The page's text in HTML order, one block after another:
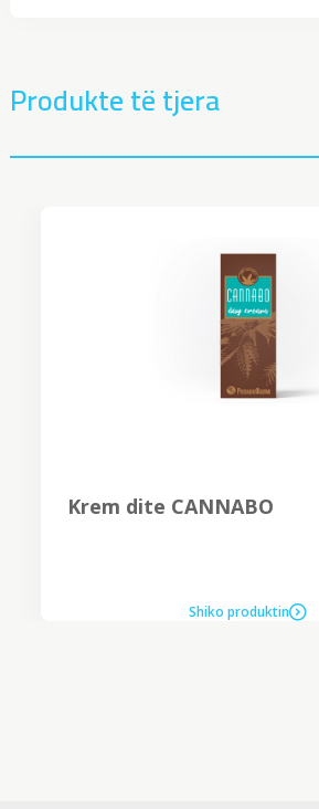
Produkte të tjera
Krem dite CANNABO
Shiko produktin